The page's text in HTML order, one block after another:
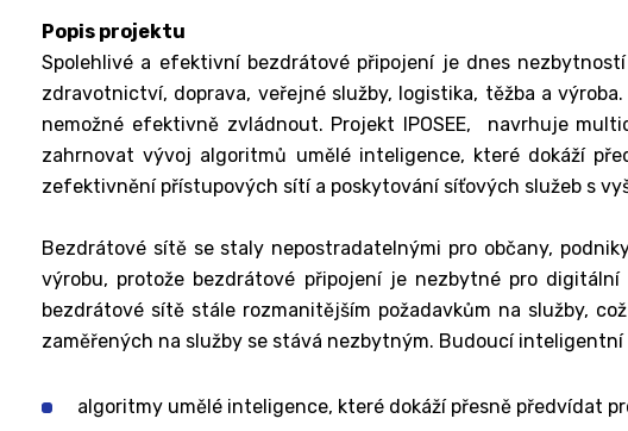
Popis projektu
Spolehlivé a efektivní bezdrátové připojení je dnes
zdravotnictví, doprava, veřejné služby, logistika, těžba a
nemožné efektivně zvládnout. Projekt IPOSEE, navrhuje
zahrnovat vývoj algoritmů umělé inteligence, které dokáží
zefektivnění přístupových sítí a poskytování síťových služeb s
Bezdrátové sítě se staly nepostradatelnými pro občany,
výrobu, protože bezdrátové připojení je nezbytné pro
bezdrátové sítě stále rozmanitějším požadavkům na služby,
zaměřených na služby se stává nezbytným. Budoucí
algoritmy umělé inteligence, které dokáží přesně předvídat